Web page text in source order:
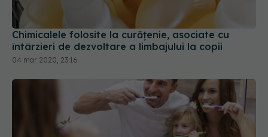
Chimicalele folosite la curățenie, asociate cu
întârzieri de dezvoltare a limbajului la copii
04 mar 2020, 23:16